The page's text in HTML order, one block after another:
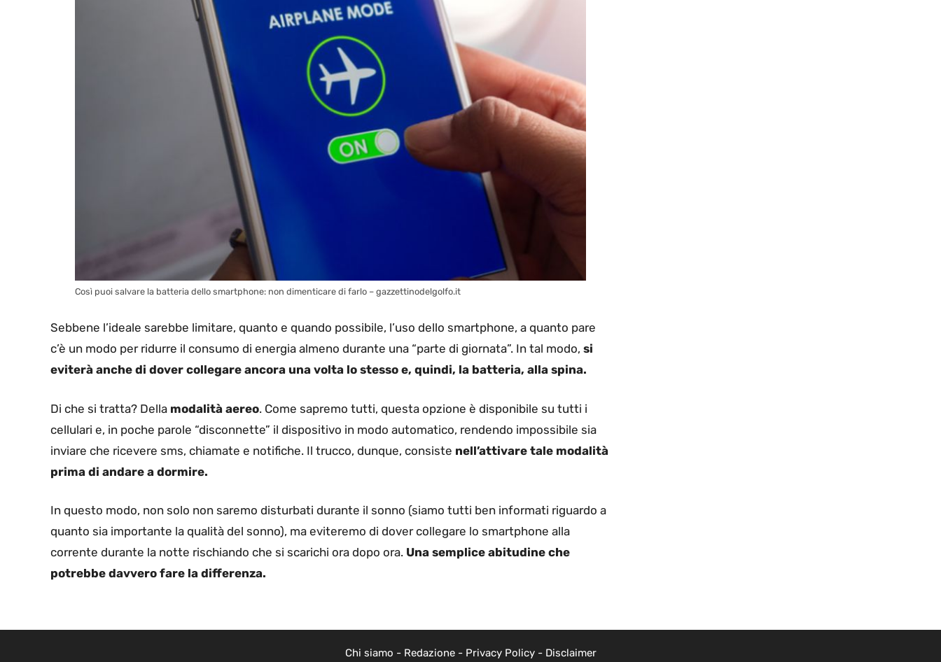
Così puoi salvare la batteria dello smartphone: non dimenticare di farlo – gazzettinodelgolfo.it
Sebbene l’ideale sarebbe limitare, quanto e quando possibile, l’uso dello smartphone, a quanto pare
c’è un modo per ridurre il consumo di energia almeno durante una “parte di giornata”. In tal modo, si
eviterà anche di dover collegare ancora una volta lo stesso e, quindi, la batteria, alla spina.
Di che si tratta? Della modalità aereo. Come sapremo tutti, questa opzione è disponibile su tutti i
cellulari e, in poche parole “disconnette” il dispositivo in modo automatico, rendendo impossibile sia
inviare che ricevere sms, chiamate e notifiche. Il trucco, dunque, consiste nell’attivare tale modalità
prima di andare a dormire.
In questo modo, non solo non saremo disturbati durante il sonno (siamo tutti ben informati riguardo a
quanto sia importante la qualità del sonno), ma eviteremo di dover collegare lo smartphone alla
corrente durante la notte rischiando che si scarichi ora dopo ora. Una semplice abitudine che
potrebbe davvero fare la differenza.
Chi siamo - Redazione- Privacy Policy- Disclaimer